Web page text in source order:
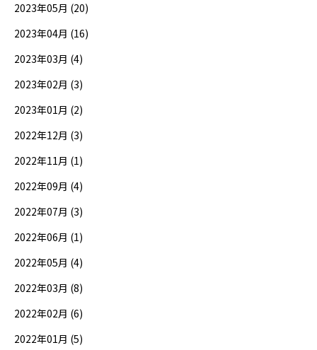
2023年05月 (20)
2023年04月 (16)
2023年03月 (4)
2023年02月 (3)
2023年01月 (2)
2022年12月 (3)
2022年11月 (1)
2022年09月 (4)
2022年07月 (3)
2022年06月 (1)
2022年05月 (4)
2022年03月 (8)
2022年02月 (6)
2022年01月 (5)